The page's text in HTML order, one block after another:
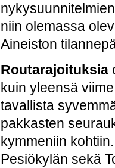
niin olemassa
Aineiston
Routarajoituksia
kuin yleensä
tavallista
pakkasten
kymmeniin
Pesiökylän sekä